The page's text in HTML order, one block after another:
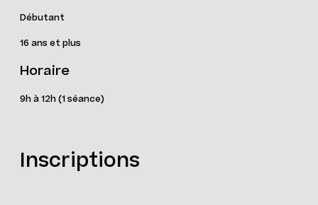
Débutant
16 ans et plus
Horaire
9h à 12h (1 séance)
Inscriptions